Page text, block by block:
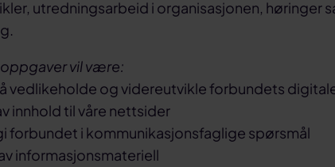
utredningsarbeid i organisasjonen, høringer
vil være:
å vedlikeholde og videreutvikle forbundets
innhold til våre nettsider
forbundet i kommunikasjonsfaglige spørsmål
informasjonsmateriell